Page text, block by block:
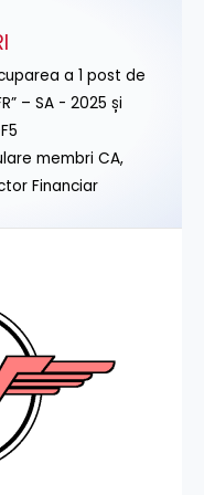
a 1 post de
– SA - 2025 și
membri CA,
Financiar